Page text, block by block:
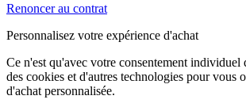
Renoncer au contrat
Personnalisez votre expérience d'achat
Ce n'est qu'avec votre consentement individuel
des cookies et d'autres technologies pour vous
d'achat personnalisée.